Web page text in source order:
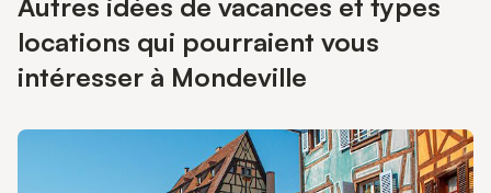
Autres idées de vacances et types
locations qui pourraient vous
intéresser à Mondeville